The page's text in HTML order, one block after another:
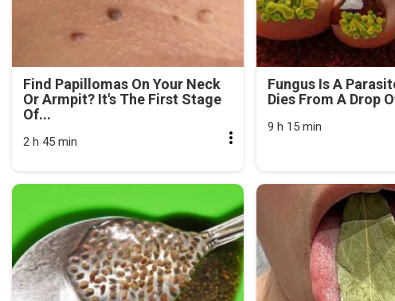
Find Papillomas On Your Neck
Or Armpit? It's The First Stage
Of...
2 h 45 min
Fungus Is A
Dies From A Drop
9 h 15 min